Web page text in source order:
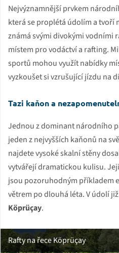
Nejvýznamnější prvkem
která se proplétá údolím a tvoří
známá svými divokými vodními
místem pro vodáctví a rafting.
sportů mohou využít nabídky
vyzkoušet si vzrušující jízdu na
Tazi kaňon a
Jednou z dominant národního
jeden z nejvyšších kaňonů na
najdete vysoké skalní stěny
vytvářejí dramatickou kulisu.
jsou pozoruhodným příkladem
větrem po dlouhá léta. V údolí
Köprüçay.
Rafty na řece Köprüçay